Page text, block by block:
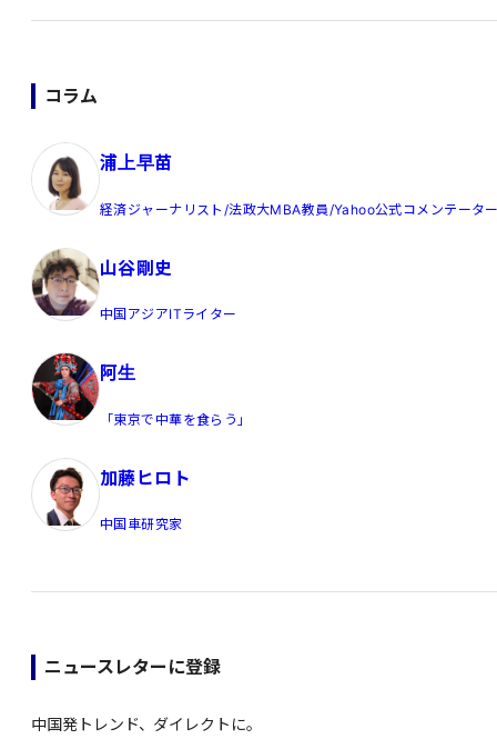
コラム
浦上早苗
経済ジャーナリスト/法政大MBA教員/Yahoo公式コメンテータ
山谷剛史
中国アジアITライター
阿生
「東京で中華を食らう」
加藤ヒロト
中国車研究家
ニュースレターに登録
中国発トレンド、ダイレクトに。